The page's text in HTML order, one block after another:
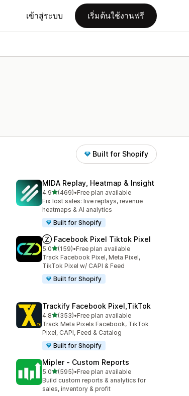
เข้าสู่ระบบ เริ่มต้นใช้งานฟรี
Built for Shopify
MIDA Replay, Heatmap & Insight
4.9เต็ม 5 ดาว
(469)
ทั้งหมด 469 รีวิว
•Free plan available
Fix lost sales: live replays, revenue
heatmaps & AI analytics
Built for Shopify
Ⓩ Facebook Pixel Tiktok Pixel
5.0เต็ม 5 ดาว
(159)
ทั้งหมด 159 รีวิว
•Free plan available
Track Facebook Pixel, Meta Pixel,
TikTok Pixel w/ CAPI & Feed
Built for Shopify
Trackify Facebook Pixel,TikTok
4.8เต็ม 5 ดาว
(353)
ทั้งหมด 353 รีวิว
•Free plan available
Track Meta Pixels Facebook, TikTok
Pixel, CAPI, Feed & Catalog
Built for Shopify
Mipler ‑ Custom Reports
5.0เต็ม 5 ดาว
(595)
ทั้งหมด 595 รีวิว
•Free plan available
Build custom reports & analytics for
sales, inventory & profit